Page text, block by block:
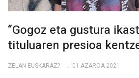
“Gogoz eta gustura
tituluaren presioa
ZELAN EUSKARAZ? 01 AZAROA 2021